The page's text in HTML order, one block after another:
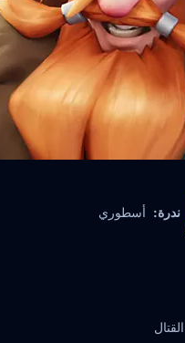
ندرة: أسطوري
القتال